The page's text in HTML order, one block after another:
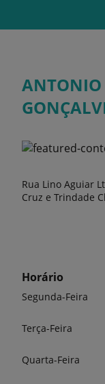
ANTONIO
Rua Lino Aguiar
Cruz e Trindade
Horário
Segunda-Feira
Terça-Feira
Quarta-Feira